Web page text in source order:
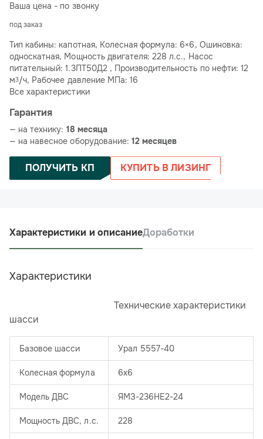
Ваша цена - по звонку
под заказ
Тип кабины: капотная, Колесная формула: 6×6, Ошиновка:
односкатная, Мощность двигателя: 228 л.с., Насос
питательный: 1.3ПТ50Д2 , Производительность по нефти: 12
м3/ч, Рабочее давление МПа: 16
Все характеристики
Гарантия
— на технику: 18 месяца
— на навесное оборудование: 12 месяцев
ПОЛУЧИТЬ КП КУПИТЬ В ЛИЗИНГ
Характеристики и описаниеДоработки
Характеристики
​ Технические характеристики
шасси
Базовое шасси Урал 5557-40
Колесная формула 6х6
Модель ДВС ЯМЗ-236НЕ2-24
Мощность ДВС, л.с. 228